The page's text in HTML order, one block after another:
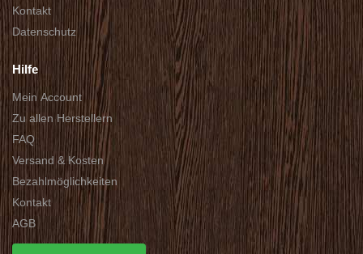
Kontakt
Datenschutz
Hilfe
Mein Account
Zu allen Herstellern
FAQ
Versand & Kosten
Bezahlmöglichkeiten
Kontakt
AGB